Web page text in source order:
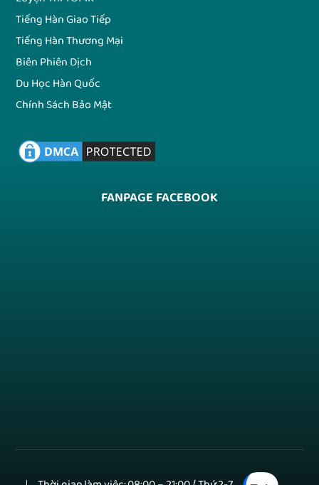
Tiếng Hàn Giao Tiếp
Tiếng Hàn Thương Mại
Biên Phiên Dịch
Du Học Hàn Quốc
Chính Sách Bảo Mật
FANPAGE FACEBOOK